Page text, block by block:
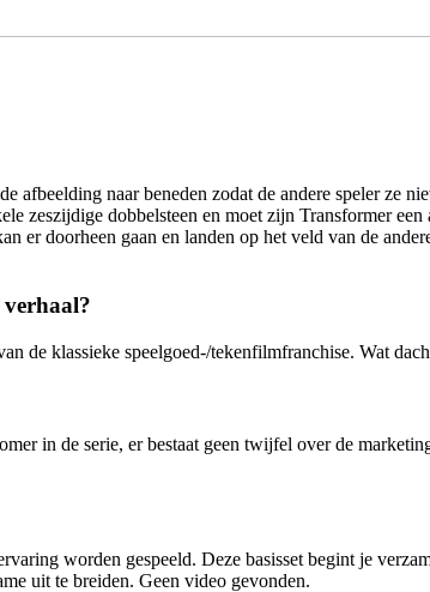
afbeelding naar beneden zodat de andere speler ze
zeszijdige dobbelsteen en moet zijn Transformer
er doorheen gaan en landen op het veld van de
verhaal?
de klassieke speelgoed-/tekenfilmfranchise. Wat
in de serie, er bestaat geen twijfel over de
worden gespeeld. Deze basisset begint je
uit te breiden. Geen video gevonden.